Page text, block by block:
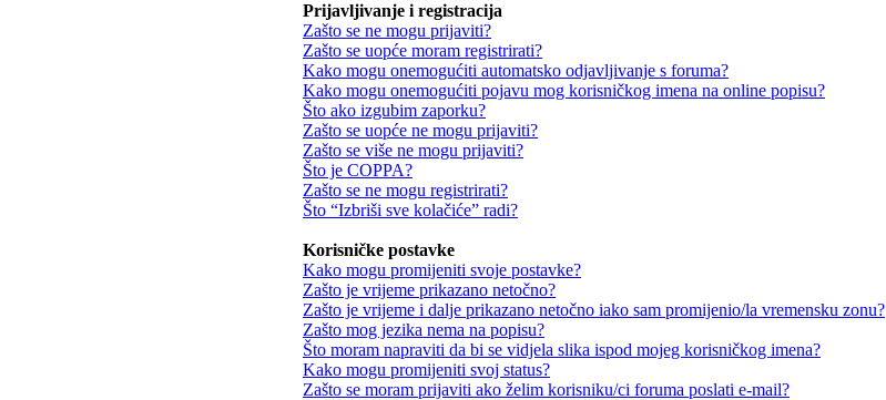
Prijavljivanje i registracija
Zašto se ne mogu prijaviti?
Zašto se uopće moram registrirati?
Kako mogu onemogućiti automatsko odjavljivanje s foruma?
Kako mogu onemogućiti pojavu mog korisničkog imena na online popisu?
Što ako izgubim zaporku?
Zašto se uopće ne mogu prijaviti?
Zašto se više ne mogu prijaviti?
Što je COPPA?
Zašto se ne mogu registrirati?
Što “Izbriši sve kolačiće” radi?
Korisničke postavke
Kako mogu promijeniti svoje postavke?
Zašto je vrijeme prikazano netočno?
Zašto je vrijeme i dalje prikazano netočno iako sam promijenio/la vremensku zonu?
Zašto mog jezika nema na popisu?
Što moram napraviti da bi se vidjela slika ispod mojeg korisničkog imena?
Kako mogu promijeniti svoj status?
Zašto se moram prijaviti ako želim korisniku/ci foruma poslati e-mail?